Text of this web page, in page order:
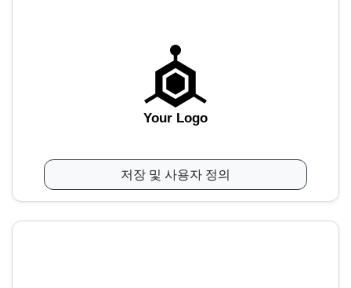
Your Logo
저장 및 사용자 정의